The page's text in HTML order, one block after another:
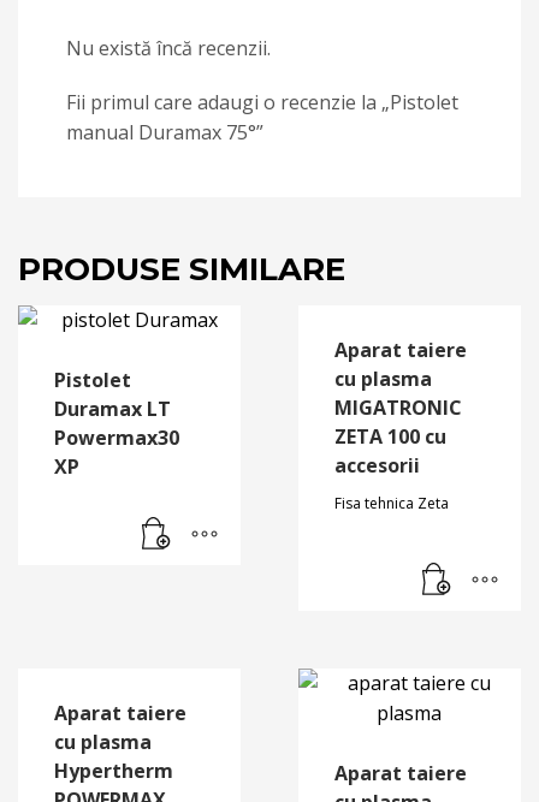
Nu există încă recenzii.
Fii primul care adaugi o recenzie la „Pistolet
manual Duramax 75°”
PRODUSE SIMILARE
Pistolet
Duramax LT
Powermax30
XP
Aparat taiere
cu plasma
MIGATRONIC
ZETA 100 cu
accesorii
Fisa tehnica Zeta
Aparat taiere
cu plasma
Hypertherm
Aparat taiere